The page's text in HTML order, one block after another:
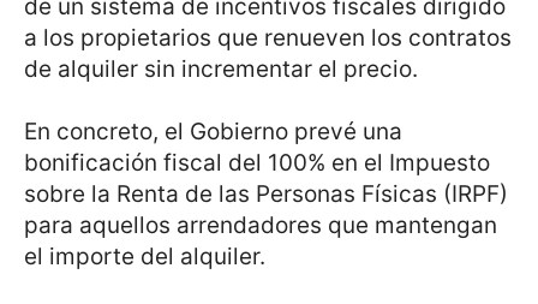
de un sistema de incentivos fiscales dirigido
a los propietarios que renueven los contratos
de alquiler sin incrementar el precio.
En concreto, el Gobierno prevé una
bonificación fiscal del 100% en el Impuesto
sobre la Renta de las Personas Físicas (IRPF)
para aquellos arrendadores que mantengan
el importe del alquiler.